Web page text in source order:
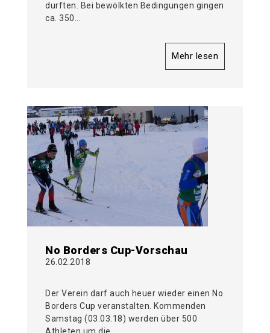
durften. Bei bewölkten Bedingungen gingen
ca. 350…
Mehr lesen
No Borders Cup-Vorschau
26.02.2018
Der Verein darf auch heuer wieder einen No
Borders Cup veranstalten. Kommenden
Samstag (03.03.18) werden über 500